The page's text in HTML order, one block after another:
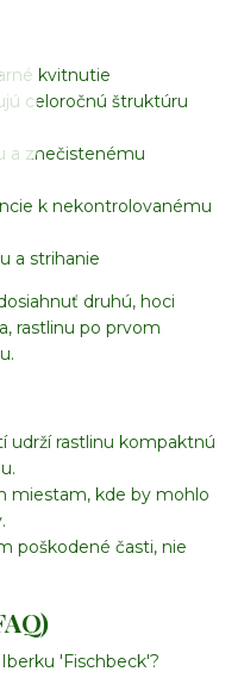
kvitnutie
celoročnú štruktúru
a znečistenému
k nekontrolovanému
a strihanie
druhú, hoci
rastlinu po prvom
udrží rastlinu kompaktnú
miestam, kde by mohlo
poškodené časti, nie
'Fischbeck'?